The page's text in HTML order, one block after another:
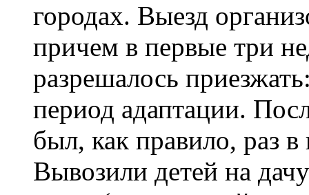
городах. Выезд
причем в первые три
разрешалось
период адаптации.
был, как правило, раз
Вывозили детей на